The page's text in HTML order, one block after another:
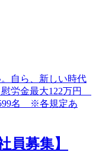
員募集】